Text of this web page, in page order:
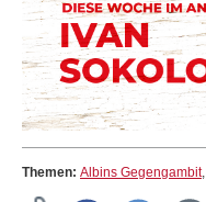
Themen: Albins Gegengambit,